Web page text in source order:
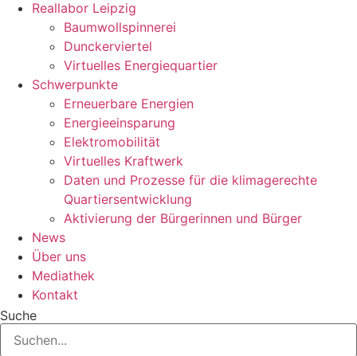
Reallabor Leipzig
Baumwollspinnerei
Dunckerviertel
Virtuelles Energiequartier
Schwerpunkte
Erneuerbare Energien
Energieeinsparung
Elektromobilität
Virtuelles Kraftwerk
Daten und Prozesse für die klimagerechte
Quartiersentwicklung
Aktivierung der Bürgerinnen und Bürger
News
Über uns
Mediathek
Kontakt
Suche